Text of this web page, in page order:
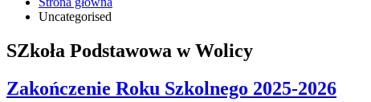
Uncategorised
SZkoła Podstawowa w Wolicy
Zakończenie Roku Szkolnego 2025-2026